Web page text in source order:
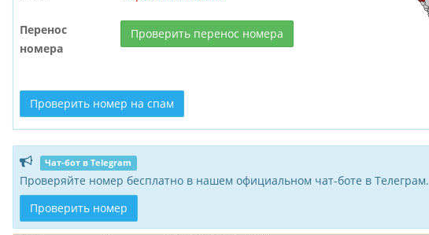
Перенос
номера
Проверить перенос номера
Проверить номер на спам
Чат-бот в Telegram
Проверяйте номер бесплатно в нашем официальном чат-боте в Телеграм.
Проверить номер